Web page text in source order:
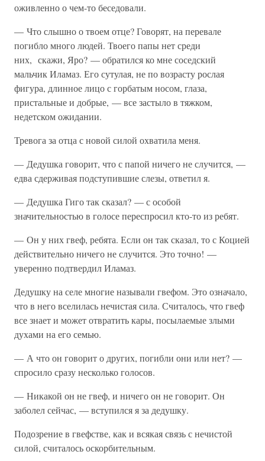
оживленно о чем-то беседовали.
— Что слышно о твоем отце? Говорят, на перевале
погибло много людей. Твоего папы нет среди
них, скажи, Яро? — обратился ко мне соседский
мальчик Иламаз. Его сутулая, не по возрасту рослая
фигура, длинное лицо с горбатым носом, глаза,
пристальные и добрые, — все застыло в тяжком,
недетском ожидании.
Тревога за отца с новой силой охватила меня.
— Дедушка говорит, что с папой ничего не случится, —
едва сдерживая подступившие слезы, ответил я.
— Дедушка Гиго так сказал? — с особой
значительностью в голосе переспросил кто-то из ребят.
— Он у них гвеф, ребята. Если он так сказал, то с Коцией
действительно ничего не случится. Это точно! —
уверенно подтвердил Иламаз.
Дедушку на селе многие называли гвефом. Это означало,
что в него вселилась нечистая сила. Считалось, что гвеф
все знает и может отвратить кары, посылаемые злыми
духами на его семью.
— А что он говорит о других, погибли они или нет? —
спросило сразу несколько голосов.
— Никакой он не гвеф, и ничего он не говорит. Он
заболел сейчас, — вступился я за дедушку.
Подозрение в гвефстве, как и всякая связь с нечистой
силой, считалось оскорбительным.